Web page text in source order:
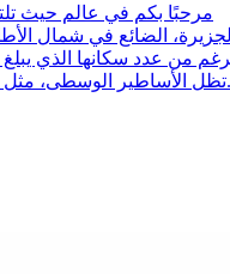
مرحبًا بكم في عالم حيث
الضائع في شمال
الأساطير الوسطى، مثل